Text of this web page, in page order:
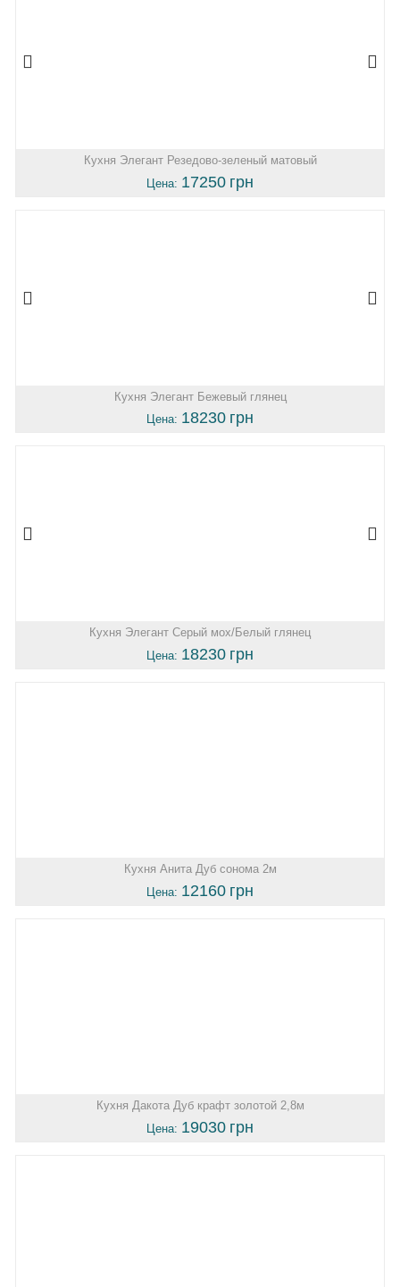
Кухня Элегант Резедово-зеленый матовый
Цена: 17250 грн
Кухня Элегант Бежевый глянец
Цена: 18230 грн
Кухня Элегант Серый мох/Белый глянец
Цена: 18230 грн
Кухня Анита Дуб сонома 2м
Цена: 12160 грн
Кухня Дакота Дуб крафт золотой 2,8м
Цена: 19030 грн